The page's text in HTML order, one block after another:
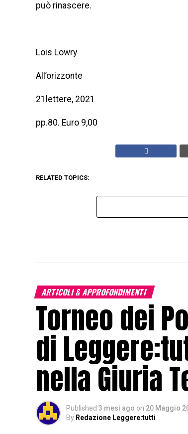
può rinascere.
Lois Lowry
All’orizzonte
21lettere, 2021
pp.80. Euro 9,00
RELATED TOPICS:
ARTICOLI & APPROFONDIMENTI
Torneo dei
di
nella Giuria
Published 3 mesi ago on 20 Maggio
By Redazione Leggere:tutti